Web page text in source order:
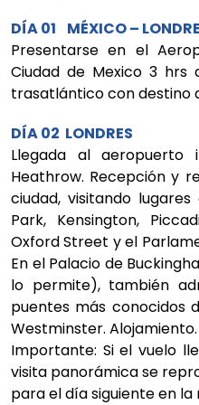
DÍA 01 MÉXICO –
Presentarse en el
Ciudad de Mexico 3
trasatlántico con destino
DÍA 02 LONDRES
Llegada al aeropuerto
Heathrow. Recepción y
ciudad, visitando
Park, Kensington,
Oxford Street y el
En el Palacio de
lo permite), también
puentes más conocidos
Westminster. Alojamiento.
Importante: Si el vuelo
visita panorámica se
para el día siguiente en la